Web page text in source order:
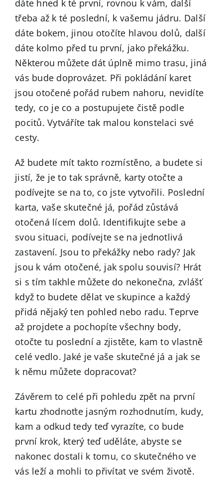
dáte hned k té první, rovnou k vám, další
třeba až k té poslední, k vašemu jádru. Další
dáte bokem, jinou otočíte hlavou dolů, další
dáte kolmo před tu první, jako překážku.
Některou můžete dát úplně mimo trasu, jiná
vás bude doprovázet. Při pokládání karet
jsou otočené pořád rubem nahoru, nevidíte
tedy, co je co a postupujete čistě podle
pocitů. Vytváříte tak malou konstelaci své
cesty.
Až budete mít takto rozmístěno, a budete si
jistí, že je to tak správně, karty otočte a
podívejte se na to, co jste vytvořili. Poslední
karta, vaše skutečné já, pořád zůstává
otočená lícem dolů. Identifikujte sebe a
svou situaci, podívejte se na jednotlivá
zastavení. Jsou to překážky nebo rady? Jak
jsou k vám otočené, jak spolu souvisí? Hrát
si s tím takhle můžete do nekonečna, zvlášť
když to budete dělat ve skupince a každý
přidá nějaký ten pohled nebo radu. Teprve
až projdete a pochopíte všechny body,
otočte tu poslední a zjistěte, kam to vlastně
celé vedlo. Jaké je vaše skutečné já a jak se
k němu můžete dopracovat?
Závěrem to celé při pohledu zpět na první
kartu zhodnoťte jasným rozhodnutím, kudy,
kam a odkud tedy teď vyrazíte, co bude
první krok, který teď uděláte, abyste se
nakonec dostali k tomu, co skutečného ve
vás leží a mohli to přivítat ve svém životě.